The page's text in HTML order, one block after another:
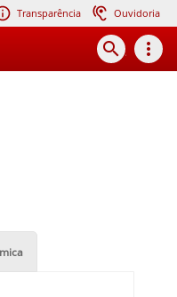
Transparência Ouvidoria
search more_vert